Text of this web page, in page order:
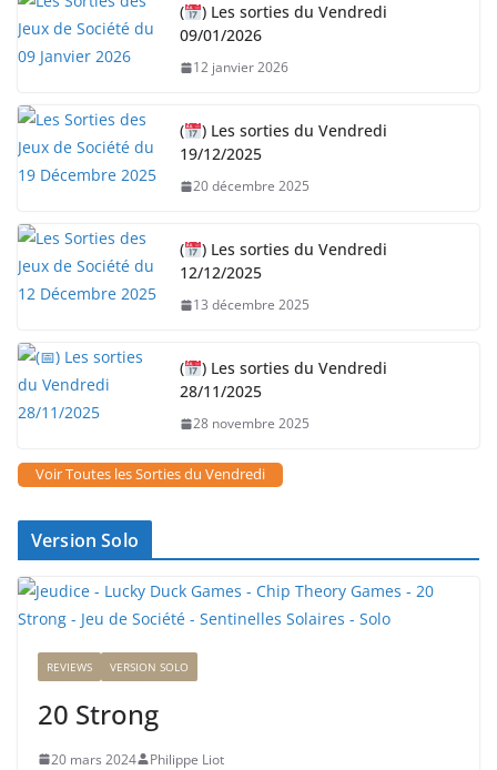
(
) Les sorties du Vendredi
09/01/2026
12 janvier 2026
(
) Les sorties du Vendredi
19/12/2025
20 décembre 2025
(
) Les sorties du Vendredi
12/12/2025
13 décembre 2025
(
) Les sorties du Vendredi
28/11/2025
28 novembre 2025
Voir Toutes les Sorties du Vendredi
Version Solo
REVIEWS VERSION SOLO
20 Strong
20 mars 2024 Philippe Liot